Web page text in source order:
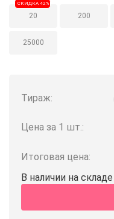
СКИДКА 42%
20 200
25000
Тираж:
Цена за 1 шт.:
Итоговая цена:
В наличии на складе